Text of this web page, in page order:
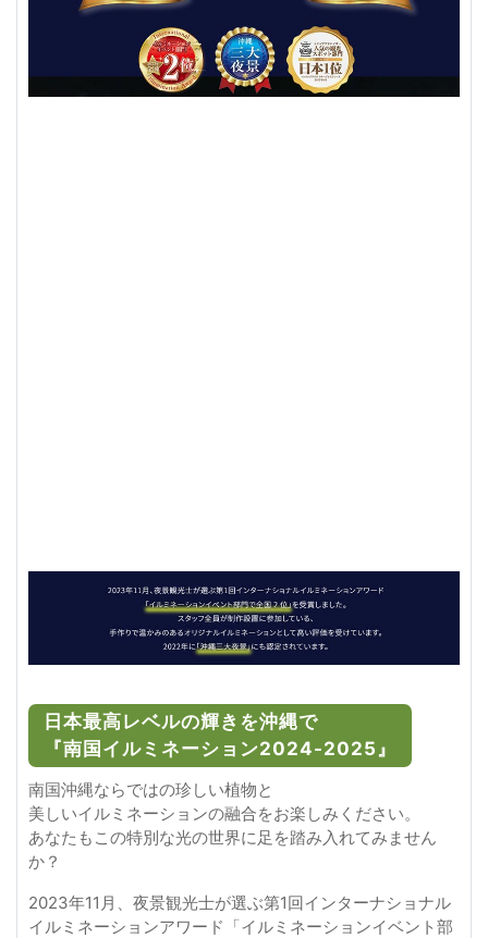
日本最高レベルの輝きを沖縄で
『南国イルミネーション2024-2025』
南国沖縄ならではの珍しい植物と
美しいイルミネーションの融合をお楽しみください。
あなたもこの特別な光の世界に足を踏み入れてみません
か？
2023年11月、夜景観光士が選ぶ第1回インターナショナル
イルミネーションアワード「イルミネーションイベント部